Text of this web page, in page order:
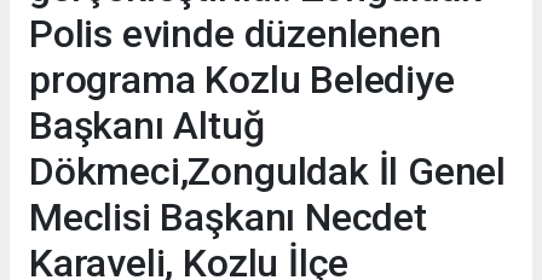
Polis evinde düzenlenen
programa Kozlu Belediye
Başkanı Altuğ
Dökmeci,Zonguldak İl Genel
Meclisi Başkanı Necdet
Karaveli, Kozlu İlçe